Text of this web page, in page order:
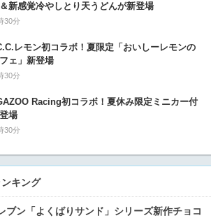
新感覚冷やしとり天うどんが新登場
30分
レモン初コラボ！夏限定「おいしーレモンの
ェ」新登場
30分
Racing初コラボ！夏休み限定ミニカー付
場
30分
キング
ブン「よくばりサンド」シリーズ新作チョコ